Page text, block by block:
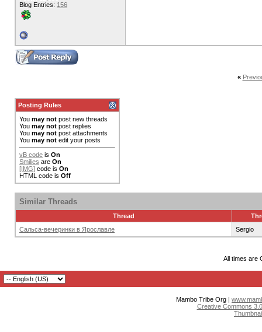
Blog Entries: 156
«
Posting Rules
You may not post new threads
You may not post replies
You may not post attachments
You may not edit your posts
vB code is On
Smilies are On
[IMG] code is On
HTML code is Off
Similar Threads
Thread
Сальса-вечеринки в Ярославле
Sergio
All times are
Mambo Tribe Org |
Creative Commons